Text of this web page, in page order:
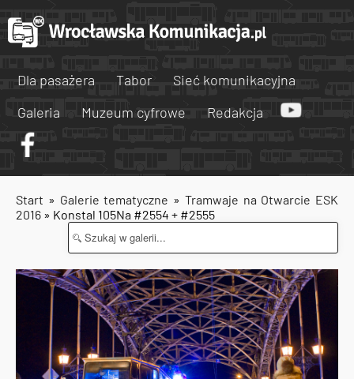
Dla pasażera Tabor
Sieć komunikacyjna
Galeria
Muzeum cyfrowe Redakcja
Start » Galerie tematyczne » Tramwaje na Otwarcie ESK
2016 » Konstal 105Na #2554 + #2555